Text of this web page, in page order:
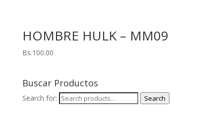
HOMBRE HULK – MM09
Bs.100.00
Buscar Productos
Search for: Search